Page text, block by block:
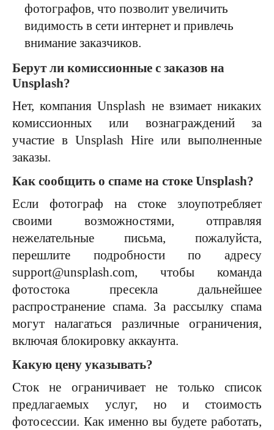
фотографов, что позволит увеличить
видимость в сети интернет и привлечь
внимание заказчиков.
Берут ли комиссионные с заказов на
Unsplash?
Нет, компания Unsplash не взимает никаких
комиссионных или вознаграждений за
участие в Unsplash Hire или выполненные
заказы.
Как сообщить о спаме на стоке Unsplash?
Если фотограф на стоке злоупотребляет
своими возможностями, отправляя
нежелательные письма, пожалуйста,
перешлите подробности по адресу
support@unsplash.com, чтобы команда
фотостока пресекла дальнейшее
распространение спама. За рассылку спама
могут налагаться различные ограничения,
включая блокировку аккаунта.
Какую цену указывать?
Сток не ограничивает не только список
предлагаемых услуг, но и стоимость
фотосессии. Как именно вы будете работать,